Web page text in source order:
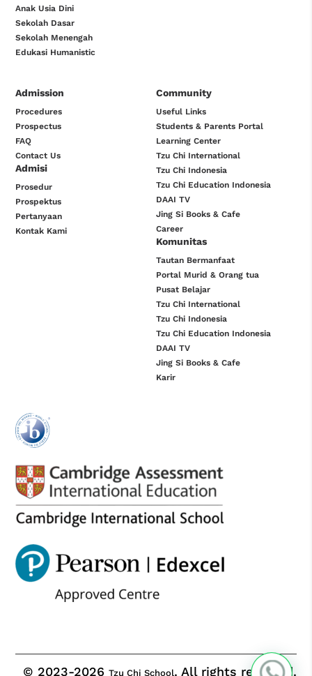
Anak Usia Dini
Sekolah Dasar
Sekolah Menengah
Edukasi Humanistic
Admission
Procedures
Prospectus
FAQ
Contact Us
Admisi
Prosedur
Prospektus
Pertanyaan
Kontak Kami
Community
Useful Links
Students & Parents Portal
Learning Center
Tzu Chi International
Tzu Chi Indonesia
Tzu Chi Education Indonesia
DAAI TV
Jing Si Books & Cafe
Career
Komunitas
Tautan Bermanfaat
Portal Murid & Orang tua
Pusat Belajar
Tzu Chi International
Tzu Chi Indonesia
Tzu Chi Education Indonesia
DAAI TV
Jing Si Books & Cafe
Karir
© 2023-2026 Tzu Chi School. All rights reserved.